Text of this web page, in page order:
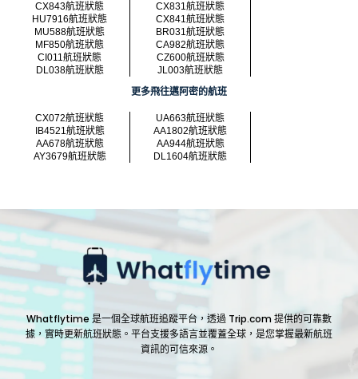
CX843航班狀態
CX831航班狀態
HU7916航班狀態
CX841航班狀態
MU588航班狀態
BR031航班狀態
MF850航班狀態
CA982航班狀態
CI011航班狀態
CZ600航班狀態
DL038航班狀態
JL003航班狀態
更多飛往邁阿密的航班
CX072航班狀態
UA663航班狀態
IB4521航班狀態
AA1802航班狀態
AA678航班狀態
AA944航班狀態
AY3679航班狀態
DL1604航班狀態
Whatflytime 是一個全球航班追蹤平台，透過 Trip.com 提供的可靠數
據，實時更新航班狀態。平台支援多語言並覆蓋全球，是您掌握最新航班
資訊的可信來源。